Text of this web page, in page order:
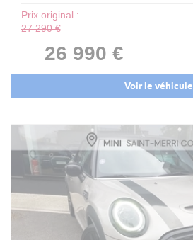
Prix original :
27 290 €
26 990 €
Voir le véhicule